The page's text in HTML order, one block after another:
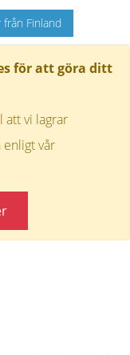
för att göra ditt
att vi lagrar
vår
Finland